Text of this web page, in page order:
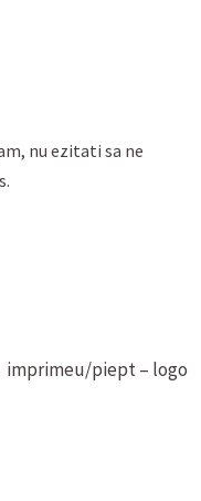
nu ezitati sa ne
imprimeu/piept – logo